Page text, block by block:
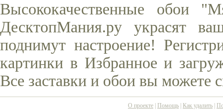
Высококачественные обои
ДесктопМания.ру украсят
поднимут настроение!
картинки в Избранное и
Все заставки и обои вы можете
О проекте Помощь Как удалить